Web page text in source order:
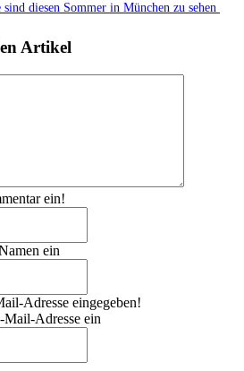
diesen Sommer in München zu sehen
Artikel
ein!
ein
Adresse eingegeben!
Mail-Adresse ein